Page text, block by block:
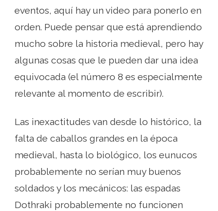
eventos, aquí hay un video para ponerlo en
orden. Puede pensar que está aprendiendo
mucho sobre la historia medieval, pero hay
algunas cosas que le pueden dar una idea
equivocada (el número 8 es especialmente
relevante al momento de escribir).
Las inexactitudes van desde lo histórico, la
falta de caballos grandes en la época
medieval, hasta lo biológico, los eunucos
probablemente no serían muy buenos
soldados y los mecánicos: las espadas
Dothraki probablemente no funcionen